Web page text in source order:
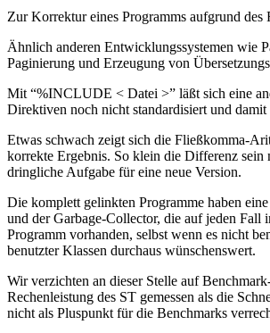
Zur Korrektur eines Programms aufgrund
Ähnlich anderen Entwicklungssystemen wie
Paginierung und Erzeugung von
Mit “%INCLUDE < Datei >” läßt sich eine
Direktiven noch nicht standardisiert und
Etwas schwach zeigt sich die Fließkomma-
korrekte Ergebnis. So klein die Differenz sein
dringliche Aufgabe für eine neue Version.
Die komplett gelinkten Programme haben
und der Garbage-Collector, die auf jeden Fall
Programm vorhanden, selbst wenn es nicht
benutzter Klassen durchaus wünschenswert.
Wir verzichten an dieser Stelle auf
Rechenleistung des ST gemessen als die
nicht als Pluspunkt für die Benchmarks